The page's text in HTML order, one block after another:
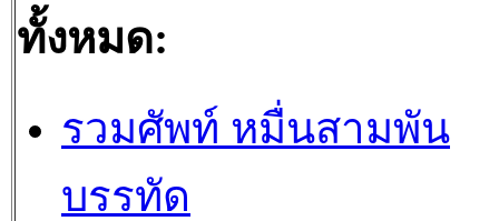
ทั้งหมด:
รวมศัพท์ หมื่นสามพัน
บรรทัด